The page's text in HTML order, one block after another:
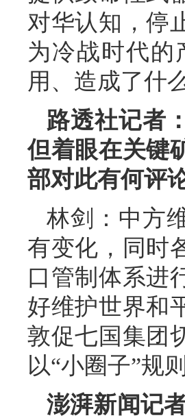
对华认知，停
为冷战时代的
用、造成了什
路透社记者
但着眼在关键
部对此有何评
林剑：中方
有变化，同时
口管制体系进
好维护世界和
敦促七国集团
以“小圈子”规
澎湃新闻记